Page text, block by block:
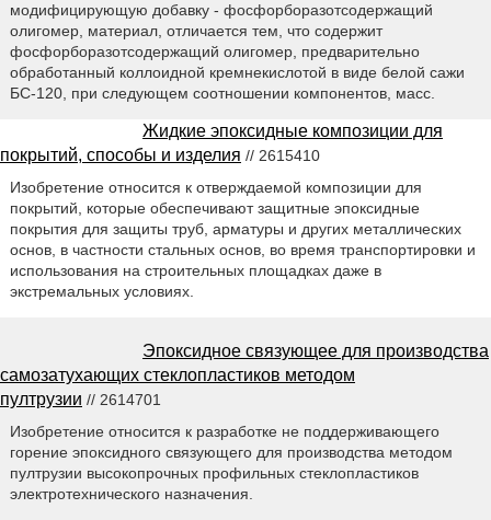
модифицирующую добавку - фосфорборазотсодержащий
олигомер, материал, отличается тем, что содержит
фосфорборазотсодержащий олигомер, предварительно
обработанный коллоидной кремнекислотой в виде белой сажи
БС-120, при следующем соотношении компонентов, масс.
Жидкие эпоксидные композиции для
покрытий, способы и изделия // 2615410
Изобретение относится к отверждаемой композиции для
покрытий, которые обеспечивают защитные эпоксидные
покрытия для защиты труб, арматуры и других металлических
основ, в частности стальных основ, во время транспортировки и
использования на строительных площадках даже в
экстремальных условиях.
Эпоксидное связующее для производства
самозатухающих стеклопластиков методом
пултрузии // 2614701
Изобретение относится к разработке не поддерживающего
горение эпоксидного связующего для производства методом
пултрузии высокопрочных профильных стеклопластиков
электротехнического назначения.